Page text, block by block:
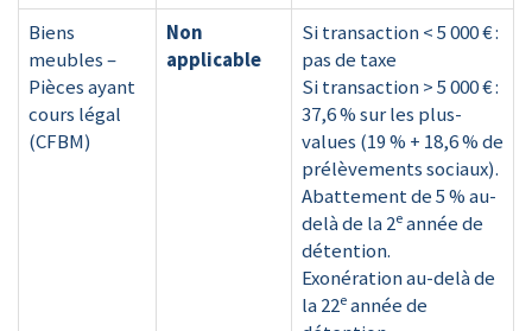
Biens
meubles –
Pièces ayant
cours légal
(CFBM)
Non
applicable
Si transaction < 5 000 € :
pas de taxe
Si transaction > 5 000 € :
37,6 % sur les plus-
values (19 % + 18,6 % de
prélèvements sociaux).
Abattement de 5 % au-
delà de la 2e année de
détention.
Exonération au-delà de
la 22e année de